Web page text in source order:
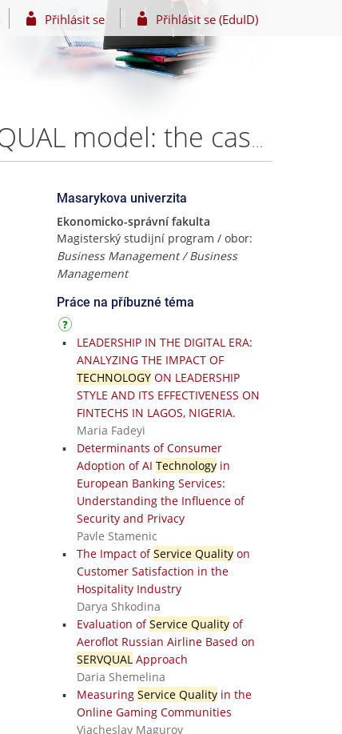
Přihlásit se Přihlásit se (EduID)
Customer satisfaction in the digital era based on SERVQUAL model: the case of Azerbaijan digital banking – Ing. Leyla Shahvaladova
Masarykova univerzita
Ekonomicko-správní fakulta
Magisterský studijní program / obor:
Business Management / Business
Management
Práce na příbuzné téma
LEADERSHIP IN THE DIGITAL ERA:
ANALYZING THE IMPACT OF
TECHNOLOGYON LEADERSHIP
STYLE AND ITS EFFECTIVENESS ON
FINTECHS IN LAGOS, NIGERIA.
Maria Fadeyi
Determinants of Consumer
Adoption of AI Technologyin
European Banking Services:
Understanding the Influence of
Security and Privacy
Pavle Stamenic
The Impact ofService Qualityon
Customer Satisfaction in the
Hospitality Industry
Darya Shkodina
Evaluation ofService Qualityof
Aeroflot Russian Airline Based on
SERVQUALApproach
Daria Shemelina
Measuring Service Qualityin the
Online Gaming Communities
Viacheslav Magurov